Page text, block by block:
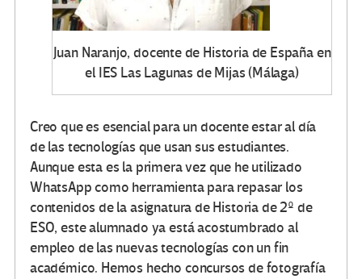
Juan Naranjo, docente de Historia de España en
el IES Las Lagunas de Mijas (Málaga)
Creo que es esencial para un docente estar al día
de las tecnologías que usan sus estudiantes.
Aunque esta es la primera vez que he utilizado
WhatsApp como herramienta para repasar los
contenidos de la asignatura de Historia de 2º de
ESO, este alumnado ya está acostumbrado al
empleo de las nuevas tecnologías con un fin
académico. Hemos hecho concursos de fotografía